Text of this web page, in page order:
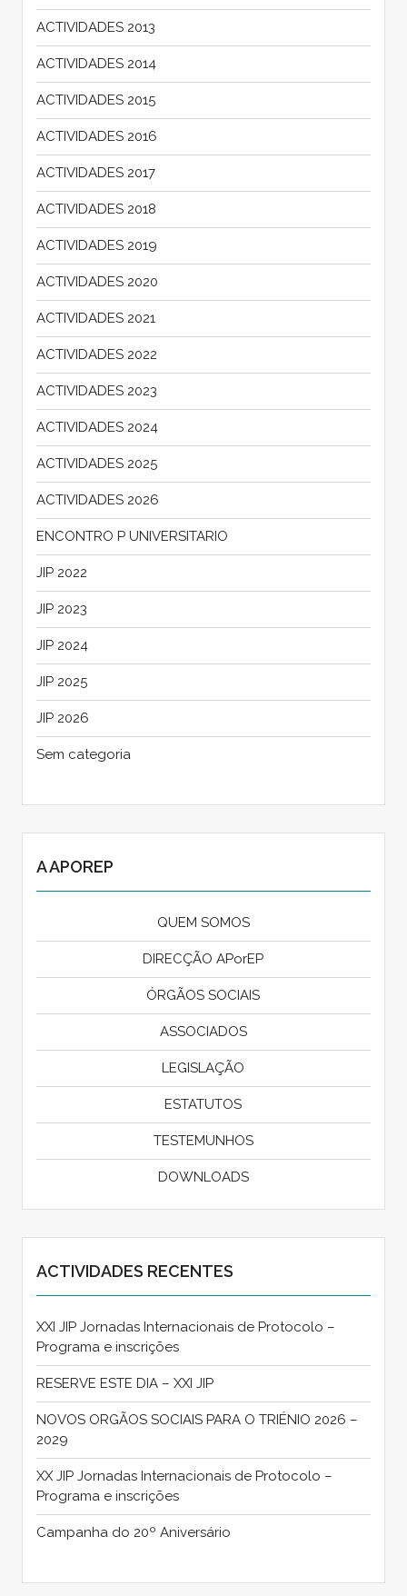
ACTIVIDADES 2013
ACTIVIDADES 2014
ACTIVIDADES 2015
ACTIVIDADES 2016
ACTIVIDADES 2017
ACTIVIDADES 2018
ACTIVIDADES 2019
ACTIVIDADES 2020
ACTIVIDADES 2021
ACTIVIDADES 2022
ACTIVIDADES 2023
ACTIVIDADES 2024
ACTIVIDADES 2025
ACTIVIDADES 2026
ENCONTRO P UNIVERSITARIO
JIP 2022
JIP 2023
JIP 2024
JIP 2025
JIP 2026
Sem categoria
A APOREP
QUEM SOMOS
DIRECÇÃO APorEP
ÓRGÃOS SOCIAIS
ASSOCIADOS
LEGISLAÇÃO
ESTATUTOS
TESTEMUNHOS
DOWNLOADS
ACTIVIDADES RECENTES
XXI JIP Jornadas Internacionais de Protocolo –
Programa e inscrições
RESERVE ESTE DIA – XXI JIP
NOVOS ORGÃOS SOCIAIS PARA O TRIÉNIO 2026 –
2029
XX JIP Jornadas Internacionais de Protocolo –
Programa e inscrições
Campanha do 20º Aniversário